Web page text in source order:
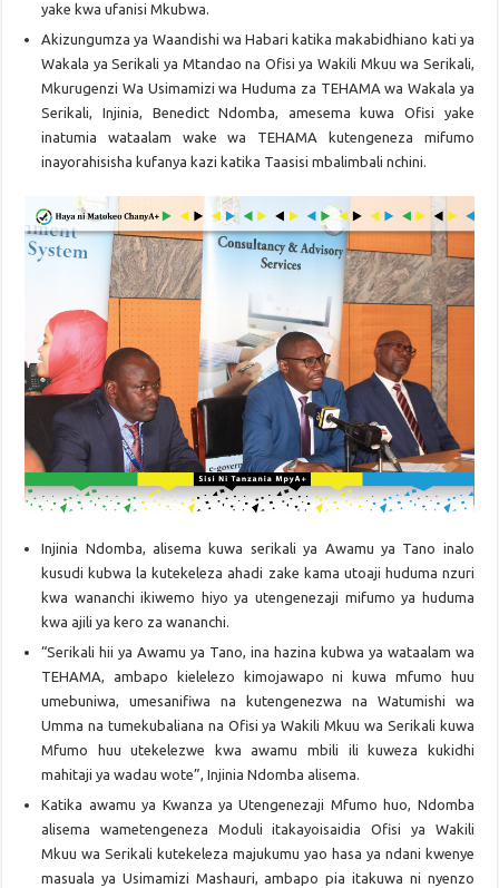
yake kwa ufanisi Mkubwa.
Akizungumza ya Waandishi wa Habari katika makabidhiano kati ya
Wakala ya Serikali ya Mtandao na Ofisi ya Wakili Mkuu wa Serikali,
Mkurugenzi Wa Usimamizi wa Huduma za TEHAMA wa Wakala ya
Serikali, Injinia, Benedict Ndomba, amesema kuwa Ofisi yake
inatumia wataalam wake wa TEHAMA kutengeneza mifumo
inayorahisisha kufanya kazi katika Taasisi mbalimbali nchini.
Injinia Ndomba, alisema kuwa serikali ya Awamu ya Tano inalo
kusudi kubwa la kutekeleza ahadi zake kama utoaji huduma nzuri
kwa wananchi ikiwemo hiyo ya utengenezaji mifumo ya huduma
kwa ajili ya kero za wananchi.
“Serikali hii ya Awamu ya Tano, ina hazina kubwa ya wataalam wa
TEHAMA, ambapo kielelezo kimojawapo ni kuwa mfumo huu
umebuniwa, umesanifiwa na kutengenezwa na Watumishi wa
Umma na tumekubaliana na Ofisi ya Wakili Mkuu wa Serikali kuwa
Mfumo huu utekelezwe kwa awamu mbili ili kuweza kukidhi
mahitaji ya wadau wote”, Injinia Ndomba alisema.
Katika awamu ya Kwanza ya Utengenezaji Mfumo huo, Ndomba
alisema wametengeneza Moduli itakayoisaidia Ofisi ya Wakili
Mkuu wa Serikali kutekeleza majukumu yao hasa ya ndani kwenye
masuala ya Usimamizi Mashauri, ambapo pia itakuwa ni nyenzo